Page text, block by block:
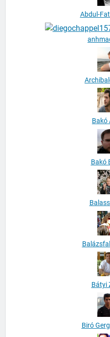
Abdul-
Bakó
Bakó
Bátyi
Biró